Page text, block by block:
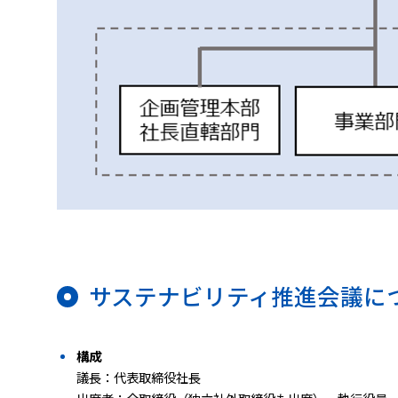
サステナビリティ推進会議に
構成
議長：代表取締役社長